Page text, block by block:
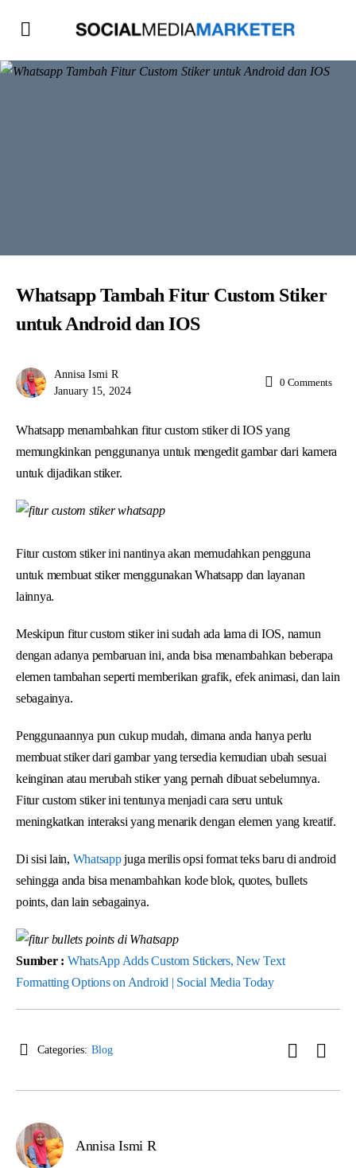
Whatsapp Tambah Fitur Custom Stiker
untuk Android dan IOS
Annisa Ismi R
January 15, 2024
0 Comments
Whatsapp menambahkan fitur custom stiker di IOS yang
memungkinkan penggunanya untuk mengedit gambar dari kamera
untuk dijadikan stiker.
Fitur custom stiker ini nantinya akan memudahkan pengguna
untuk membuat stiker menggunakan Whatsapp dan layanan
lainnya.
Meskipun fitur custom stiker ini sudah ada lama di IOS, namun
dengan adanya pembaruan ini, anda bisa menambahkan beberapa
elemen tambahan seperti memberikan grafik, efek animasi, dan lain
sebagainya.
Penggunaannya pun cukup mudah, dimana anda hanya perlu
membuat stiker dari gambar yang tersedia kemudian ubah sesuai
keinginan atau merubah stiker yang pernah dibuat sebelumnya.
Fitur custom stiker ini tentunya menjadi cara seru untuk
meningkatkan interaksi yang menarik dengan elemen yang kreatif.
Di sisi lain, Whatsappjuga merilis opsi format teks baru di android
sehingga anda bisa menambahkan kode blok, quotes, bullets
points, dan lain sebagainya.
Sumber : WhatsApp Adds Custom Stickers, New Text
Formatting Options on Android | Social Media Today
Categories: Blog
Annisa Ismi R